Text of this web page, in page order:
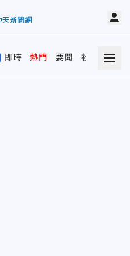
即時 熱門 要聞 社會 娛樂